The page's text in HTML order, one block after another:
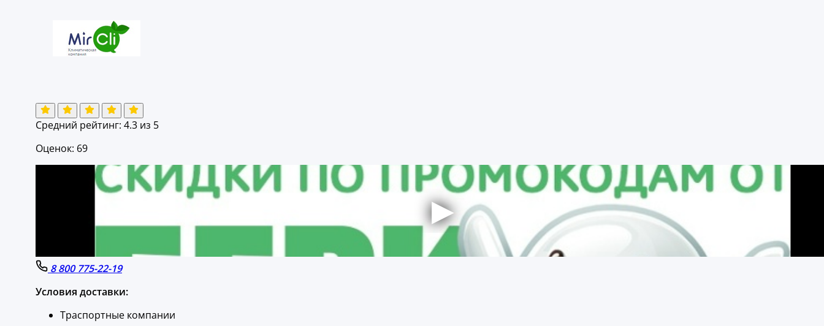
Средний рейтинг: 4.3 из 5
Оценок: 69
8 800 775-22-19
Условия доставки:
Траспортные компании